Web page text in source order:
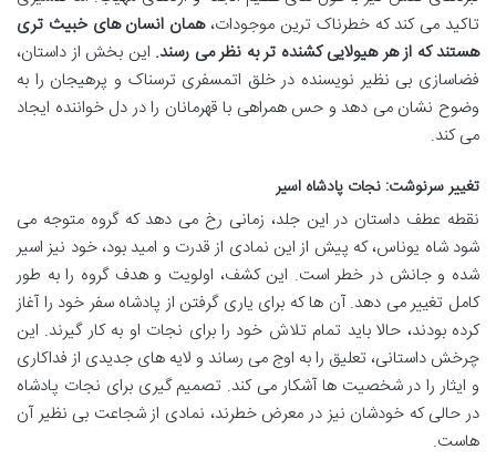
تاکید می کند که خطرناک ترین موجودات،همان انسان های خبیث تری
هستند که از هر هیولایی کشنده تر به نظر می رسند. این بخش از داستان،
فضاسازی بی نظیر نویسنده در خلق اتمسفری ترسناک و پرهیجان را به
وضوح نشان می دهد و حس همراهی با قهرمانان را در دل خواننده ایجاد
می کند.
تغییر سرنوشت: نجات پادشاه اسیر
نقطه عطف داستان در این جلد، زمانی رخ می دهد که گروه متوجه می
شود شاه یوناس، که پیش از این نمادی از قدرت و امید بود، خود نیز اسیر
شده و جانش در خطر است. این کشف، اولویت و هدف گروه را به طور
کامل تغییر می دهد. آن ها که برای یاری گرفتن از پادشاه سفر خود را آغاز
کرده بودند، حالا باید تمام تلاش خود را برای نجات او به کار گیرند. این
چرخش داستانی، تعلیق را به اوج می رساند و لایه های جدیدی از فداکاری
و ایثار را در شخصیت ها آشکار می کند. تصمیم گیری برای نجات پادشاه
در حالی که خودشان نیز در معرض خطرند، نمادی از شجاعت بی نظیر آن
هاست.